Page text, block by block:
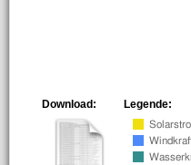
Legende:
Download: